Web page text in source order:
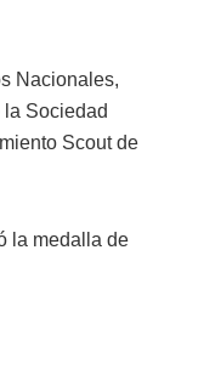
Nacionales,
Sociedad
Scout de
la medalla de